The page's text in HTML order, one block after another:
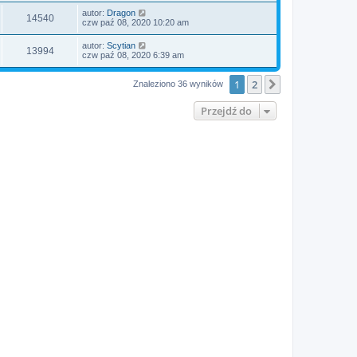
14540 autor: Dragon
czw paź 08, 2020 10:20 am
13994 autor: Scytian
czw paź 08, 2020 6:39 am
Znaleziono 36 wyników 1 2
Przejdź do